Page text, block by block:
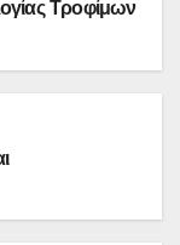
Τροφίμων